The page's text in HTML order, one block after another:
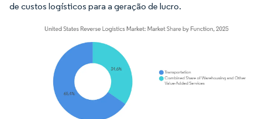
de custos logísticos para a geração de lucro.